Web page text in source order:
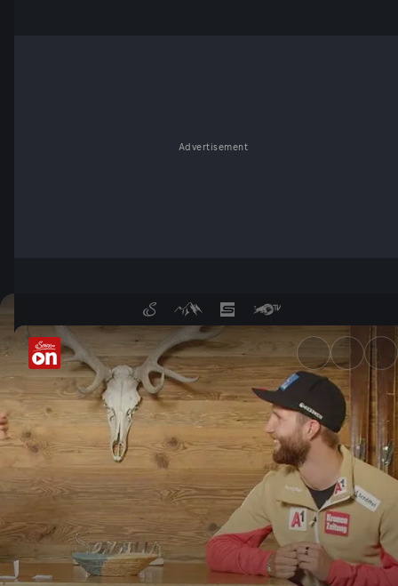
Advertisement
„Wer bin i Oida?" Summe